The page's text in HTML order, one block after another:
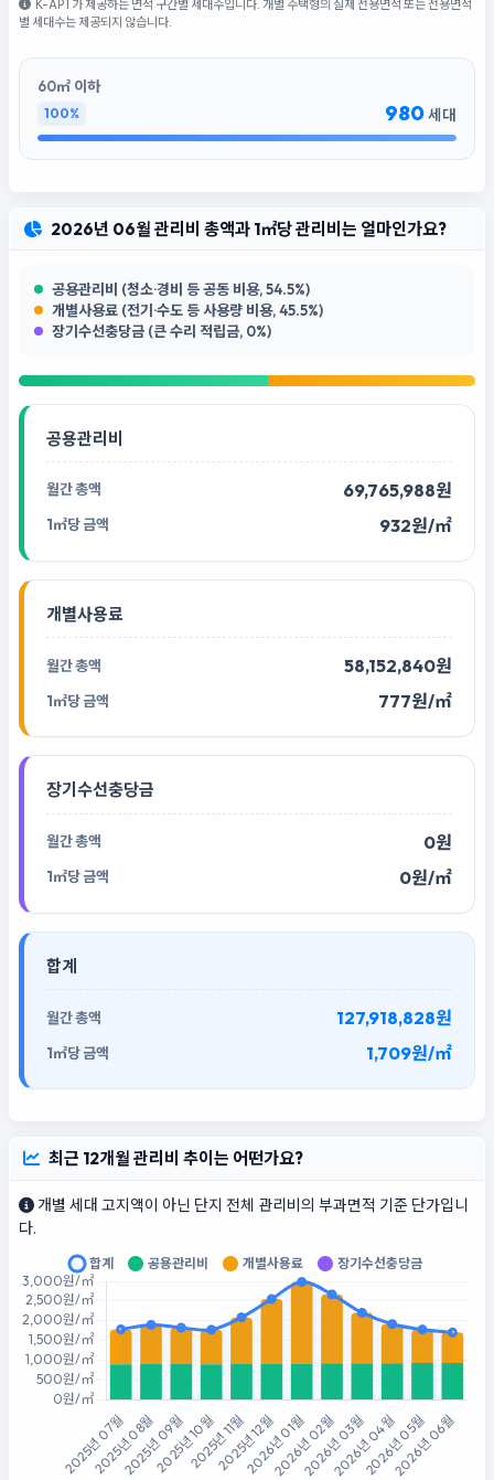
K-APT가 제공하는 면적 구간별 세대수입니다. 개별 주택형의 실제 전용면적 또는 전용면적
별 세대수는 제공되지 않습니다.
60㎡ 이하
100% 980세대
2026년 06월 관리비 총액과 1㎡당 관리비는 얼마인가요?
공용관리비 (청소·경비 등 공동 비용, 54.5%)
개별사용료 (전기·수도 등 사용량 비용, 45.5%)
장기수선충당금 (큰 수리 적립금, 0%)
공용관리비
69,765,988원
932원/㎡
개별사용료
58,152,840원
777원/㎡
장기수선충당금
0원
0원/㎡
합계
127,918,828원
1,709원/㎡
최근 12개월 관리비 추이는 어떤가요?
개별 세대 고지액이 아닌 단지 전체 관리비의 부과면적 기준 단가입니
다.